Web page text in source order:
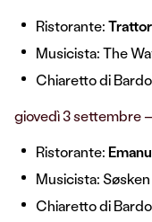
Ristorante:
Musicista: The
Chiaretto di
giovedì 3 settembre –
Ristorante:
Musicista:Søsken
Chiaretto di